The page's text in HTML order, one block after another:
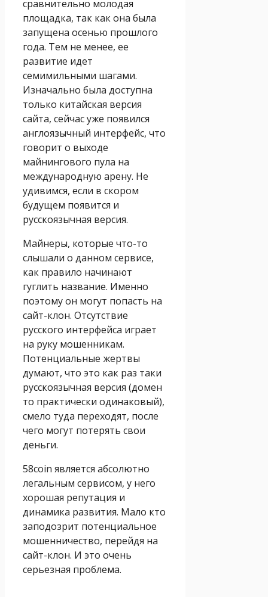
сравнительно молодая
площадка, так как она была
запущена осенью прошлого
года. Тем не менее, ее
развитие идет
семимильными шагами.
Изначально была доступна
только китайская версия
сайта, сейчас уже появился
англоязычный интерфейс, что
говорит о выходе
майнингового пула на
международную арену. Не
удивимся, если в скором
будущем появится и
русскоязычная версия.
Майнеры, которые что-то
слышали о данном сервисе,
как правило начинают
гуглить название. Именно
поэтому он могут попасть на
сайт-клон. Отсутствие
русского интерфейса играет
на руку мошенникам.
Потенциальные жертвы
думают, что это как раз таки
русскоязычная версия (домен
то практически одинаковый),
смело туда переходят, после
чего могут потерять свои
деньги.
58coin является абсолютно
легальным сервисом, у него
хорошая репутация и
динамика развития. Мало кто
заподозрит потенциальное
мошенничество, перейдя на
сайт-клон. И это очень
серьезная проблема.